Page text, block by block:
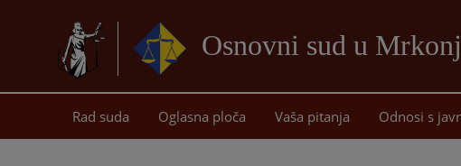
Osnovni sud u
Rad suda Oglasna ploča Vaša pitanja Odnosi s